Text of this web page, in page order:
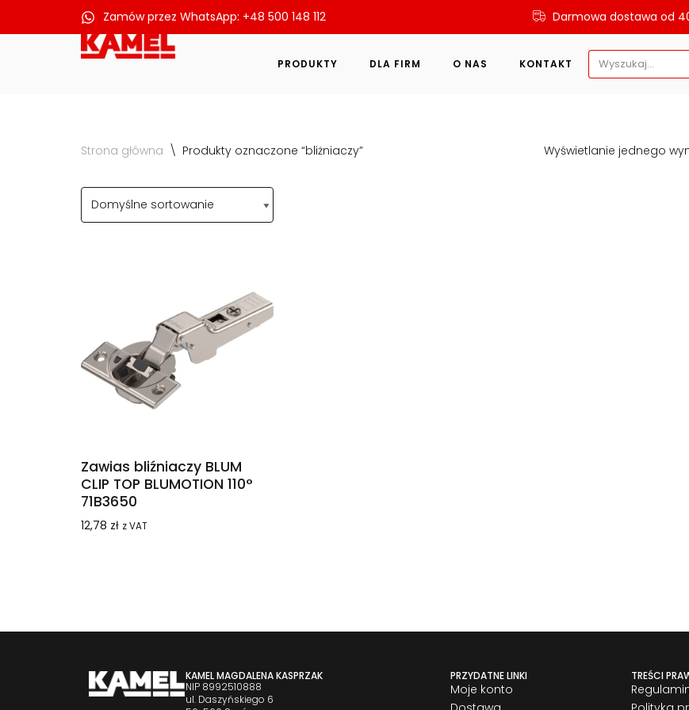
Zamów przez WhatsApp: +48 500 148 112 Darmowa dostawa od
PRODUKTY DLA FIRM O NAS KONTAKT
Search
for:
Strona główna \ Produkty oznaczone “bliżniaczy” Wyświetlanie jednego
Zawias bliźniaczy BLUM
CLIP TOP BLUMOTION 110°
71B3650
12,78 zł z VAT
KAMEL MAGDALENA KASPRZAK
NIP 8992510888
ul. Daszyńskiego 6
PRZYDATNE LINKI
Moje konto
TREŚCI